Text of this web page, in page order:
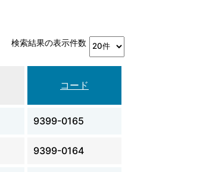
検索結果の表示件数
コード
9399-0165
9399-0164